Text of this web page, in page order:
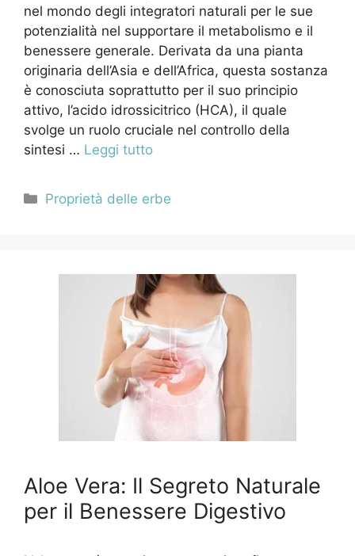
nel mondo degli integratori naturali per le sue
potenzialità nel supportare il metabolismo e il
benessere generale. Derivata da una pianta
originaria dell’Asia e dell’Africa, questa sostanza
è conosciuta soprattutto per il suo principio
attivo, l’acido idrossicitrico (HCA), il quale
svolge un ruolo cruciale nel controllo della
sintesi … Leggi tutto
Categorie
Proprietà delle erbe
Aloe Vera: Il Segreto Naturale
per il Benessere Digestivo